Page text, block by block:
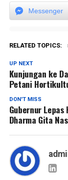
Messenger
RELATED TOPICS:
UP NEXT
Kunjungan ke
Petani
DON'T MISS
Gubernur
Dharma Gita